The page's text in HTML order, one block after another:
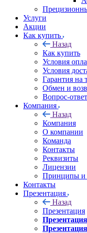
Услуги
Акции
Как купить
Назад
Как купить
Условия
Условия
Гарантия на
Обмен и
Вопрос-ответ
Компания
Назад
Компания
О компании
Команда
Контакты
Реквизиты
Лицензии
Принципы и
Контакты
Презентация
Назад
Презентация